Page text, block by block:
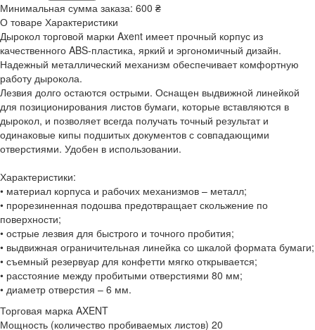
Минимальная сумма заказа: 600 ₴
О товаре Характеристики
Дырокол торговой марки Axent имеет прочный корпус из
качественного ABS-пластика, яркий и эргономичный дизайн.
Надежный металлический механизм обеспечивает комфортную
работу дырокола.
Лезвия долго остаются острыми. Оснащен выдвижной линейкой
для позиционирования листов бумаги, которые вставляются в
дырокол, и позволяет всегда получать точный результат и
одинаковые кипы подшитых документов с совпадающими
отверстиями. Удобен в использовании.
Характеристики:
• материал корпуса и рабочих механизмов – металл;
• прорезиненная подошва предотвращает скольжение по
поверхности;
• острые лезвия для быстрого и точного пробития;
• выдвижная ограничительная линейка со шкалой формата бумаги;
• съемный резервуар для конфетти мягко открывается;
• расстояние между пробитыми отверстиями 80 мм;
• диаметр отверстия – 6 мм.
Торговая марка AXENT
Мощность (количество пробиваемых листов) 20